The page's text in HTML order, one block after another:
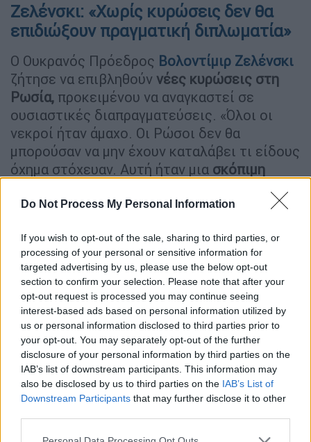
Do Not Process My Personal Information
If you wish to opt-out of the sale, sharing to third parties, or
processing of your personal or sensitive information for
targeted advertising by us, please use the below opt-out
section to confirm your selection. Please note that after your
opt-out request is processed you may continue seeing
interest-based ads based on personal information utilized by
us or personal information disclosed to third parties prior to
your opt-out. You may separately opt-out of the further
disclosure of your personal information by third parties on the
IAB’s list of downstream participants. This information may
also be disclosed by us to third parties on the IAB’s List of
Downstream Participants that may further disclose it to other
Please note that this website/app uses one or more Google
Ζελένσκι: «Χωρίς κυρώσεις δεν θα
επιδιώξουν πραγματική διπλωματία»
Ο Ουκρανός Πρόεδρος Βολοντίμιρ Ζελένσκι
ζήτησε να επιβληθούν νέες κυρώσεις στη
Ρωσία, προκειμένου να αναγκαστεί σε
ουσιαστικές διαπραγματεύσεις. «Όλοι οι
νεκροί ήταν άμαχο. Οι Ρώσοι δεν θα
μπορούσαν να μην έχουν καταλάβει τι είδους
όχημα στόχευαν. Αυτή ήταν μια σκόπιμη
στη Ρωσία για να σταματήσουν οι
κυρώσεις, χωρίς ισχυρότερη πίεση, η Ρωσία
δεν θα επιδιώξει πραγματική διπλωματία»,
έγραψε χαρακτηριστικά.
https://twitter.com/ZelenskyyUa/status/19236
57457139622252
Τραμπ: Θα επιβάλουμε κυρώσεις αν οι
συνομιλίες αποτύχουν
Ο Αμερικανός ΠρόεδροςΝτόναλντ Τραμπσε
συνέντευξη που παραχώρησε στο Fox News